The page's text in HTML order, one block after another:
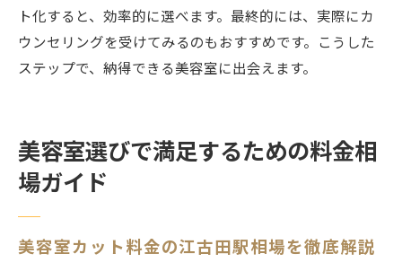
平日限定やキャンペーンを美容室で狙う方
法
美容室カットの頻度とコスト管理のポイン
ツ
美容室の最新情報や口コミを事前にチェッ
ト化すると、効率的に選べます。最終的には、実際にカ
ウンセリングを受けてみるのもおすすめです。こうした
ステップで、納得できる美容室に出会えます。
美容室選びで満足するための料金相
場ガイド
美容室カット料金の江古田駅相場を徹底解説